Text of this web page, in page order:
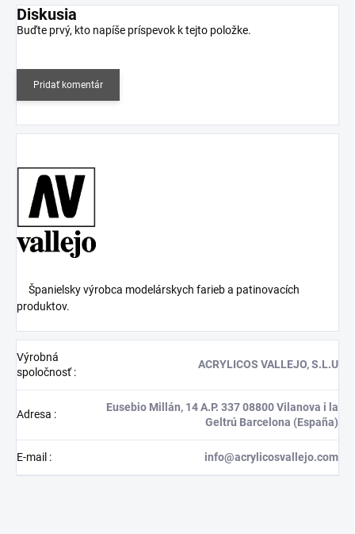
Diskusia
Buďte prvý, kto napíše príspevok k tejto položke.
Pridať komentár
Španielsky výrobca modelárskych farieb a patinovacích
produktov.
Výrobná
spoločnosť:
ACRYLICOS VALLEJO, S.L.U
Adresa :
Eusebio Millán, 14 A.P. 337 08800 Vilanova i la
Geltrú Barcelona (España)
E-mail : info@acrylicosvallejo.com